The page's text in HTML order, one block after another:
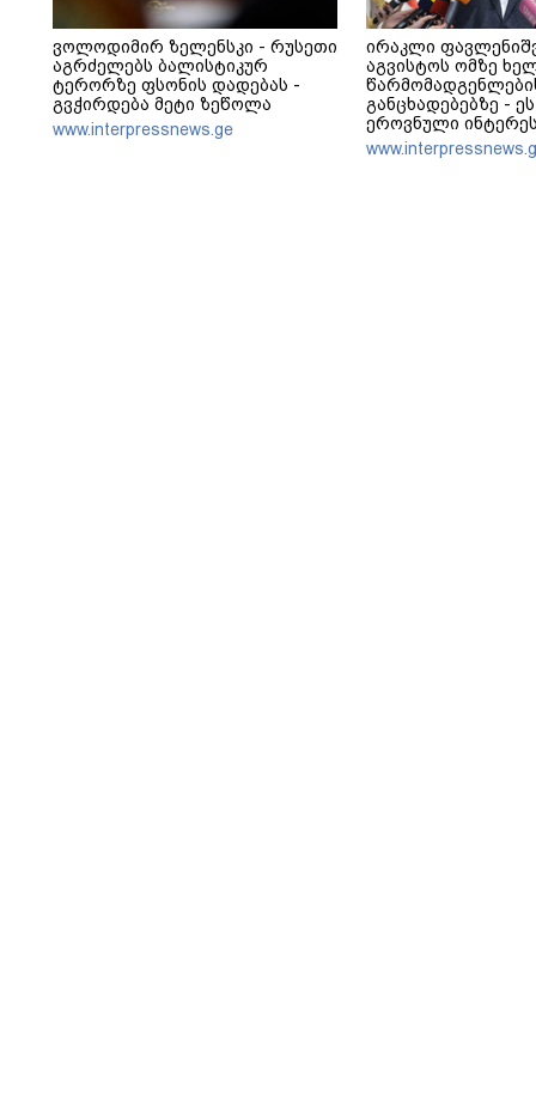
ვოლოდიმირ ზელენსკი - რუსეთი
აგრძელებს ბალისტიკურ
ტერორზე ფსონის დადებას -
გვჭირდება მეტი ზეწოლა
www.interpressnews.ge
ირაკლი
აგვისტოს ომზე
განცხადებებზე -
ეროვნული
ღალატი - არავის
რუსული სქემის